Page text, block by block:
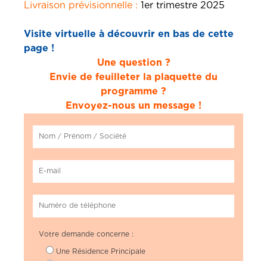
Livraison prévisionnelle : 1er trimestre 2025
Visite virtuelle à découvrir en bas de cette
page !
Une question ?
Envie de feuilleter la plaquette du
programme ?
Envoyez-nous un message !
Votre demande concerne :
Une Résidence Principale